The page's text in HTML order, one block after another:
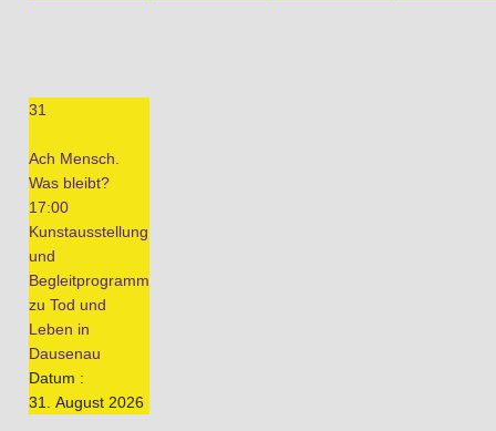
31
Ach Mensch.
Was bleibt?
17:00
Kunstausstellung
und
Begleitprogramm
zu Tod und
Leben in
Dausenau
Datum :
31. August 2026